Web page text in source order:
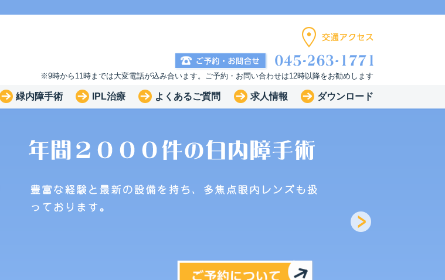
※9時から11時までは大変電話が込み合います。ご予約・お問い合わせは12時以降をお勧めします
緑内障手術 IPL治療 よくあるご質問 求人情報 ダウンロード